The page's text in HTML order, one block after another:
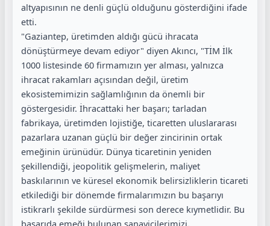
altyapısının ne denli güçlü olduğunu gösterdiğini ifade
etti.
"Gaziantep, üretimden aldığı gücü ihracata
dönüştürmeye devam ediyor" diyen Akıncı, "TİM İlk
1000 listesinde 60 firmamızın yer alması, yalnızca
ihracat rakamları açısından değil, üretim
ekosistemimizin sağlamlığının da önemli bir
göstergesidir. İhracattaki her başarı; tarladan
fabrikaya, üretimden lojistiğe, ticaretten uluslararası
pazarlara uzanan güçlü bir değer zincirinin ortak
emeğinin ürünüdür. Dünya ticaretinin yeniden
şekillendiği, jeopolitik gelişmelerin, maliyet
baskılarının ve küresel ekonomik belirsizliklerin ticareti
etkilediği bir dönemde firmalarımızın bu başarıyı
istikrarlı şekilde sürdürmesi son derece kıymetlidir. Bu
başarıda emeği bulunan sanayicilerimizi,